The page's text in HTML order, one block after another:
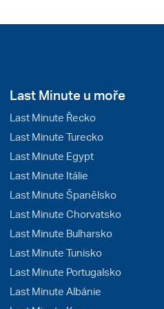
Last Minute u moře
Last Minute Řecko
Last Minute Turecko
Last Minute Egypt
Last Minute Itálie
Last Minute Španělsko
Last Minute Chorvatsko
Last Minute Bulharsko
Last Minute Tunisko
Last Minute Portugalsko
Last Minute Albánie